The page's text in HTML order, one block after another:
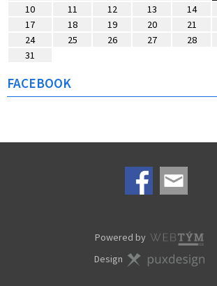
10
11 12 13 14
17
18 19 20 21
24
25 26 27 28
31
FACEBOOK
Powered by
Design